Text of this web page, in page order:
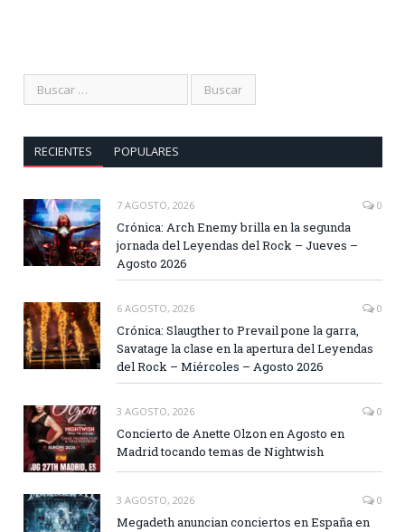
RECIENTES POPULARES
7 AGOSTO, 2026 0
Crónica: Arch Enemy brilla en la segunda
jornada del Leyendas del Rock – Jueves –
Agosto 2026
6 AGOSTO, 2026 0
Crónica: Slaugther to Prevail pone la garra,
Savatage la clase en la apertura del Leyendas
del Rock – Miércoles – Agosto 2026
3 AGOSTO, 2026 0
Concierto de Anette Olzon en Agosto en
Madrid tocando temas de Nightwish
3 AGOSTO, 2026 0
Megadeth anuncian conciertos en España en